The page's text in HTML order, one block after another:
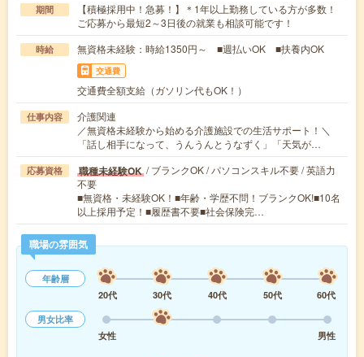
期間
【積極採用中！急募！】＊1年以上勤務している方が多数！
ご応募から最短2～3日後の就業も相談可能です！
時給 無資格未経験：時給1350円～ ■週払いOK ■扶養内OK
交通費
交通費全額支給（ガソリン代もOK！）
仕事内容
介護関連
／無資格未経験から始める介護施設での生活サポート！＼
「話し相手になって、うんうんとうなずく」「天気が…
応募資格 職種未経験OK / ブランクOK / パソコンスキル不要 / 英語力
不要
■無資格・未経験OK！■年齢・学歴不問！ブランクOK!■10名
以上採用予定！■履歴書不要■社会保険完…
職場の雰囲気
年齢層
20代
30代 40代 50代
60代
男女比率
女性
男性